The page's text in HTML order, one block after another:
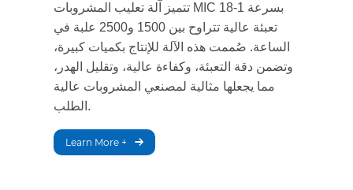
تتميز آلة تعليب المشروبات MIC 18-1 بسرعة
تعبئة عالية تتراوح بين 1500 و2500 علبة في
الساعة. صُممت هذه الآلة للإنتاج بكميات كبيرة،
وتضمن دقة التعبئة، وكفاءة عالية، وتقليل الهدر،
مما يجعلها مثالية لمصنعي المشروبات عالية
الطلب.
Learn More +